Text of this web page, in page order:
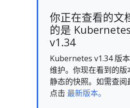
你正在查看的文
的是 Kubernetes
v1.34
Kubernetes v1.34 版
维护。你现在看到的版
静态的快照。如需查阅
点击 最新版本。